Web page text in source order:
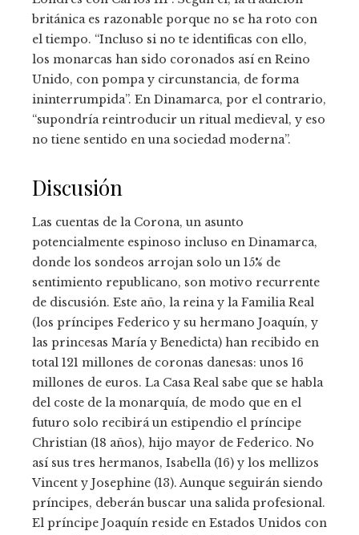
británica es razonable porque no se ha roto con
el tiempo. “Incluso si no te identificas con ello,
los monarcas han sido coronados así en Reino
Unido, con pompa y circunstancia, de forma
ininterrumpida”. En Dinamarca, por el contrario,
“supondría reintroducir un ritual medieval, y eso
no tiene sentido en una sociedad moderna”.
Discusión
Las cuentas de la Corona, un asunto
potencialmente espinoso incluso en Dinamarca,
donde los sondeos arrojan solo un 15% de
sentimiento republicano, son motivo recurrente
de discusión. Este año, la reina y la Familia Real
(los príncipes Federico y su hermano Joaquín, y
las princesas María y Benedicta) han recibido en
total 121 millones de coronas danesas: unos 16
millones de euros. La Casa Real sabe que se habla
del coste de la monarquía, de modo que en el
futuro solo recibirá un estipendio el príncipe
Christian (18 años), hijo mayor de Federico. No
así sus tres hermanos, Isabella (16) y los mellizos
Vincent y Josephine (13). Aunque seguirán siendo
príncipes, deberán buscar una salida profesional.
El príncipe Joaquín reside en Estados Unidos con